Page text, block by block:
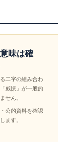
味は確
二字の組み合わ
威憬」が一般的
せん。
公的資料を確認
ます。